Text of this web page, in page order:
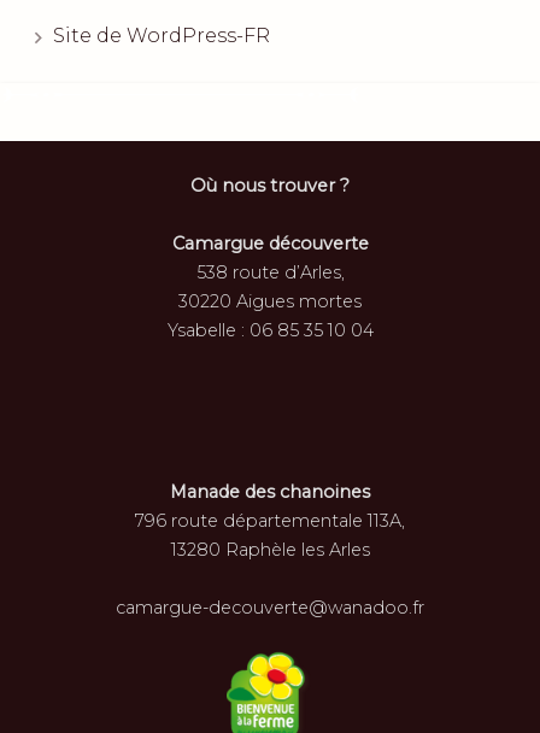
Site de WordPress-FR
Où nous trouver ?
Camargue découverte
538 route d’Arles,
30220 Aigues mortes
Ysabelle : 06 85 35 10 04
Manade des chanoines
796 route départementale 113A,
13280 Raphèle les Arles
camargue-decouverte@wanadoo.fr